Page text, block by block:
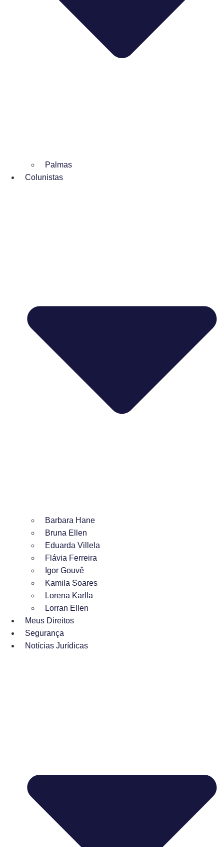
Palmas
Colunistas
Barbara Hane
Bruna Ellen
Eduarda Villela
Flávia Ferreira
Igor Gouvê
Kamila Soares
Lorena Karlla
Lorran Ellen
Meus Direitos
Segurança
Notícias Jurídicas